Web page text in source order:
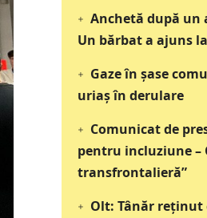
Anchetă după un
Un bărbat a ajuns
Gaze în șase
uriaș în derulare
Comunicat de
pentru incluziune –
transfrontalieră”
Olt: Tânăr reţinut